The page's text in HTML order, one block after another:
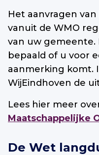
Het aanvragen
vanuit de WMO
van uw gemeente.
bepaald of u voor
aanmerking komt.
WijEindhoven de
Lees hier meer
Maatschappelijke
De Wet